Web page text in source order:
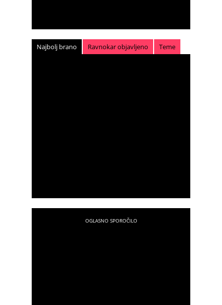
Najbolj brano Ravnokar objavljeno Teme